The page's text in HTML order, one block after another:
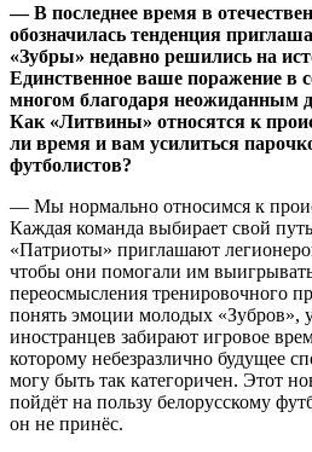
— В последнее время в
обозначилась тенденция
«Зубры» недавно решились на
Единственное ваше поражение в
многом благодаря неожиданным
Как «Литвины» относятся к
ли время и вам усилиться
футболистов?
— Мы нормально относимся к
Каждая команда выбирает свой
«Патриоты» приглашают
чтобы они помогали им
переосмысления тренировочного
понять эмоции молодых «Зубров»,
иностранцев забирают игровое
которому небезразлично будущее
могу быть так категоричен. Этот
пойдёт на пользу белорусскому
он не принёс.